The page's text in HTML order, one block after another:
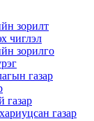
зорилт
чиглэл
зорилго
газар
газар
газар